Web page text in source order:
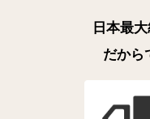
日本最
だから